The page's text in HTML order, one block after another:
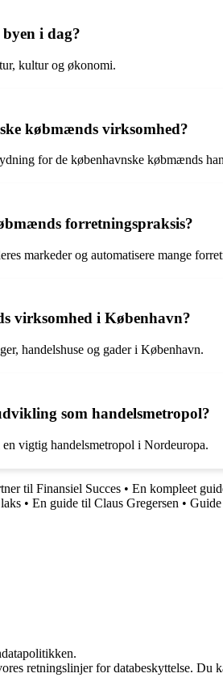
i dag?
kultur og økonomi.
købmænds virksomhed?
for de københavnske købmænds
forretningspraksis?
markeder og automatisere mange
virksomhed i København?
handelshuse og gader i København.
som handelsmetropol?
vigtig handelsmetropol i Nordeuropa.
til Finansiel Succes • En kompleet
• En guide til Claus Gregersen •
retningslinjer for databeskyttelse. Du